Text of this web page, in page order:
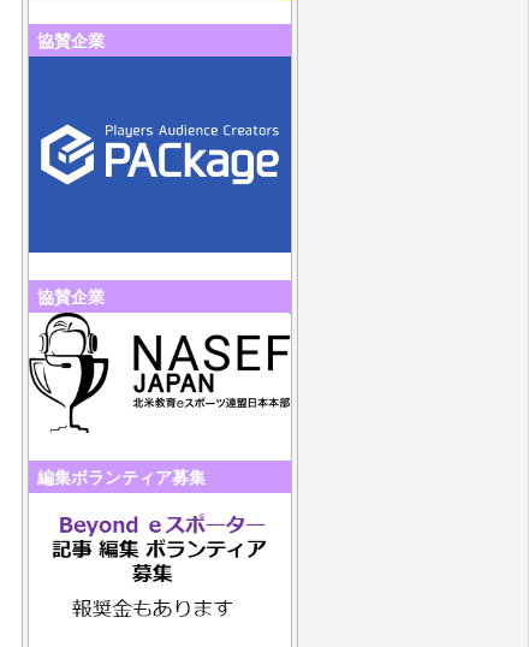
協賛企業
協賛企業
編集ボランティア募集